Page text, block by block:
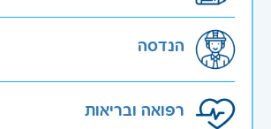
הנדסה
רפואה ובריאות